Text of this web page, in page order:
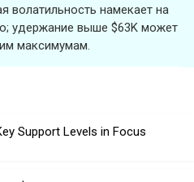
волатильность намекает на
удержание выше $63K может
максимумам.
Support Levels in Focus